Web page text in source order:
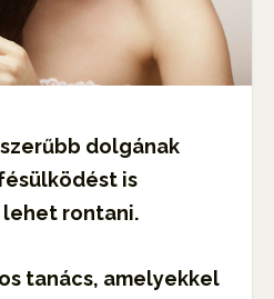
dolgának
is
rontani.
tanács, amelyekkel